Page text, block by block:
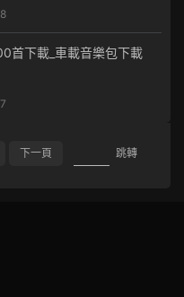
首下載_車載音樂包下載
下一頁 跳轉